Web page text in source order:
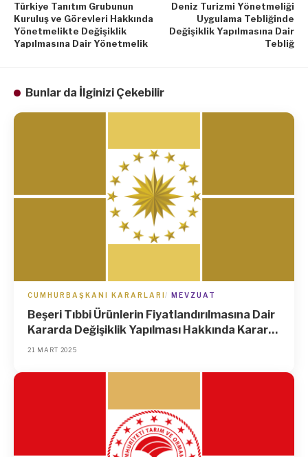
Türkiye Tanıtım Grubunun
Kuruluş ve Görevleri Hakkında
Yönetmelikte Değişiklik
Yapılmasına Dair Yönetmelik
Deniz Turizmi Yönetmeliği
Uygulama Tebliğinde
Değişiklik Yapılmasına Dair
Tebliğ
Bunlar da İlginizi Çekebilir
CUMHURBAŞKANI KARARLARI MEVZUAT
Beşeri Tıbbi Ürünlerin Fiyatlandırılmasına Dair
Kararda Değişiklik Yapılması Hakkında Karar
(Karar Sayısı: 9640)
21 MART 2025